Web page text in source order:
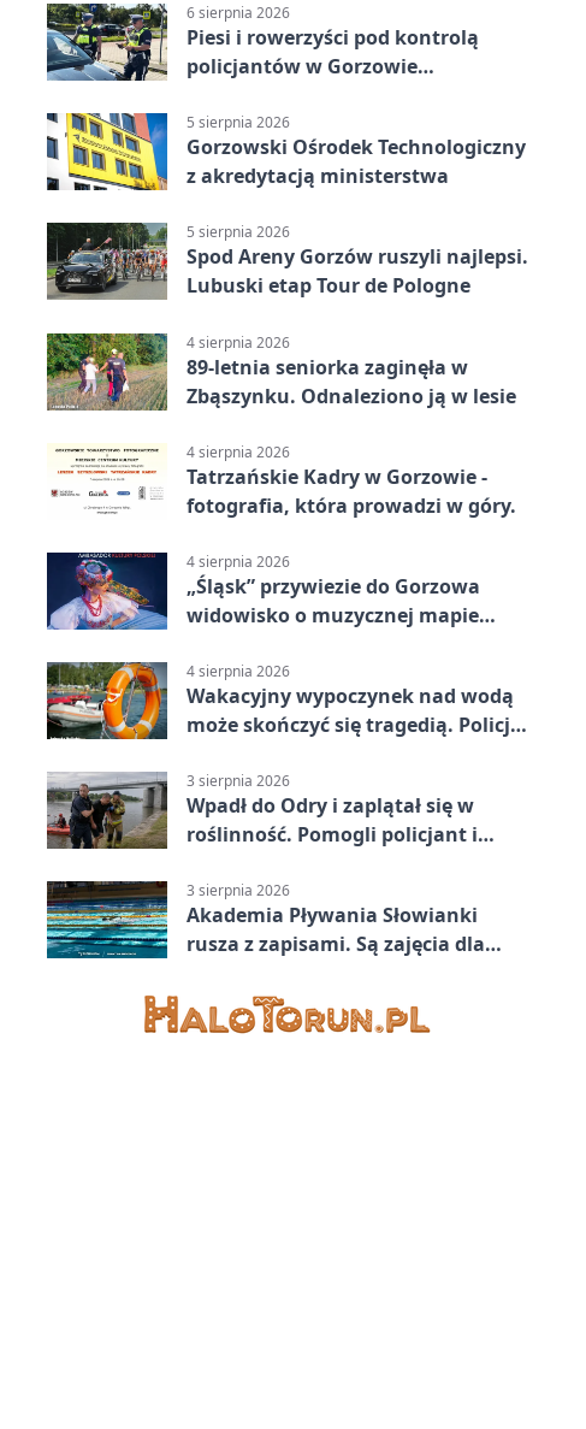
6 sierpnia 2026
Piesi i rowerzyści pod kontrolą
policjantów w Gorzowie
5 sierpnia 2026
Gorzowski Ośrodek Technologiczny
z akredytacją ministerstwa
5 sierpnia 2026
Spod Areny Gorzów ruszyli najlepsi.
Lubuski etap Tour de Pologne
4 sierpnia 2026
89-letnia seniorka zaginęła w
Zbąszynku. Odnaleziono ją w lesie
4 sierpnia 2026
Tatrzańskie Kadry w Gorzowie -
fotografia, która prowadzi w góry.
4 sierpnia 2026
„Śląsk” przywiezie do Gorzowa
widowisko o muzycznej mapie
4 sierpnia 2026
Wakacyjny wypoczynek nad wodą
może skończyć się tragedią. Policja
3 sierpnia 2026
Wpadł do Odry i zaplątał się w
roślinność. Pomogli policjant i
3 sierpnia 2026
Akademia Pływania Słowianki
rusza z zapisami. Są zajęcia dla